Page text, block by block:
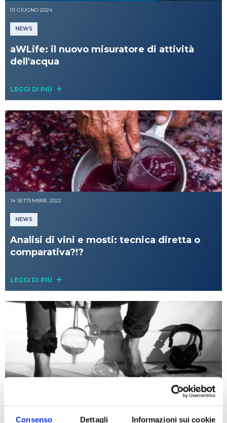
Consenso Dettagli Informazioni sui cookie
01 GIUGNO 2024
NEWS
aWLife: il nuovo misuratore di attività
dell'acqua
LEGGI DI PIÙ
14 SETTEMBRE 2022
NEWS
Analisi di vini e mosti: tecnica diretta o
comparativa?!?
LEGGI DI PIÙ